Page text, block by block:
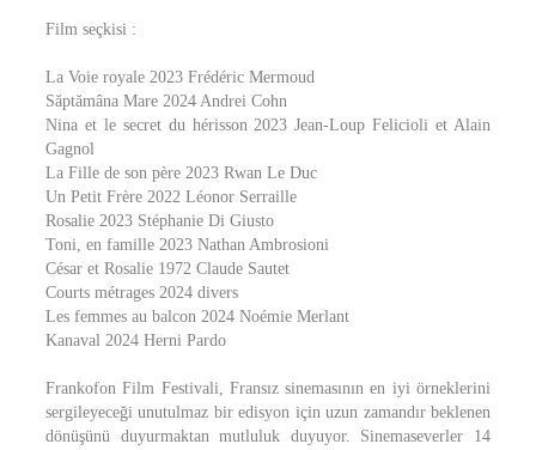
Film seçkisi :
La Voie royale 2023 Frédéric Mermoud
Săptămâna Mare 2024 Andrei Cohn
Nina et le secret du hérisson 2023 Jean-Loup Felicioli et Alain
Gagnol
La Fille de son père 2023 Rwan Le Duc
Un Petit Frère 2022 Léonor Serraille
Rosalie 2023 Stéphanie Di Giusto
Toni, en famille 2023 Nathan Ambrosioni
César et Rosalie 1972 Claude Sautet
Courts métrages 2024 divers
Les femmes au balcon 2024 Noémie Merlant
Kanaval 2024 Herni Pardo
Frankofon Film Festivali, Fransız sinemasının en iyi örneklerini
sergileyeceği unutulmaz bir edisyon için uzun zamandır beklenen
dönüşünü duyurmaktan mutluluk duyuyor. Sinemaseverler 14